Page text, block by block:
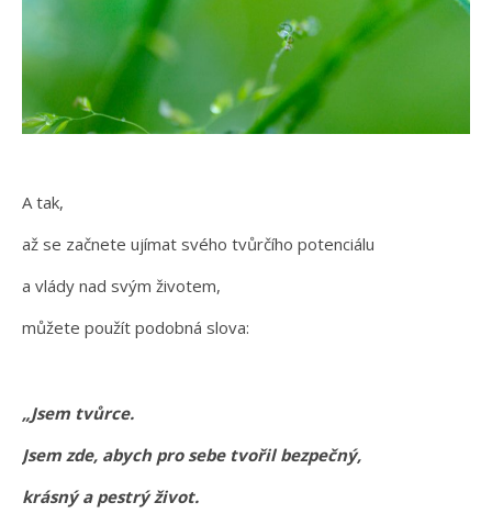
A tak,
až se začnete ujímat svého tvůrčího potenciálu
a vlády nad svým životem,
můžete použít podobná slova:
„Jsem tvůrce.
Jsem zde, abych pro sebe tvořil bezpečný,
krásný a pestrý život.